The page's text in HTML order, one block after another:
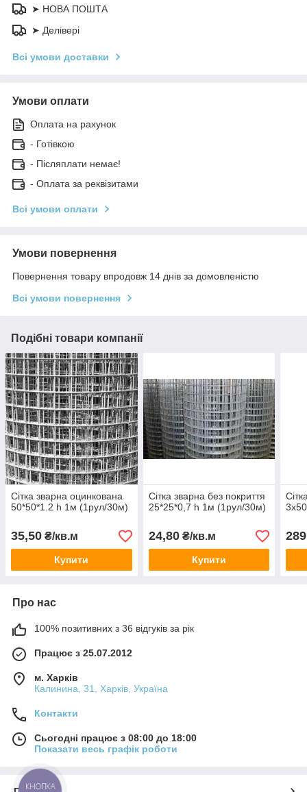
➤ НОВА ПОШТА
➤ Делівері
Всі умови доставки
Умови оплати
Оплата на рахунок
- Готівкою
- Післяплати немає!
- Оплата за реквізитами
Всі умови оплати
Умови повернення
Повернення товару впродовж 14 днів за домовленістю
Всі умови повернення
Подібні товари компанії
Сітка зварна оцинкована
50*50*1.2 h 1м (1рул/30м)
35,50 ₴/кв.м
Купити
Сітка зварна без покриття
25*25*0,7 h 1м (1рул/30м)
24,80₴/кв.м
Купити
Про нас
100% позитивних з 36 відгуків за рік
Працює з 25.07.2012
м. Харків
Калинина, 31, Харків, Україна
Контакти
Сьогодні працює з 08:00 до 18:00
Показати весь графік роботи
КНОПКА